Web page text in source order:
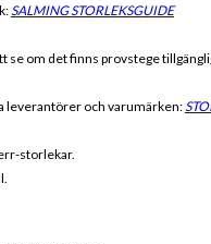
SALMING STORLEKSGUIDE
om det finns provstege
leverantörer och varumärken:
storlekar.